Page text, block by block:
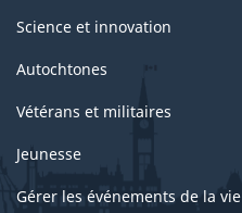
Science et innovation
Autochtones
Vétérans et militaires
Jeunesse
Gérer les événements de la vie